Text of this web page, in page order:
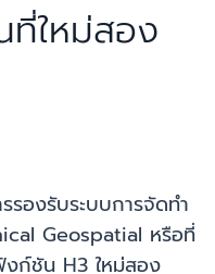
ใหม่สอง
รองรับระบบการจัดทำ
Geospatial หรือที่
งก์ชัน H3 ใหม่สอง